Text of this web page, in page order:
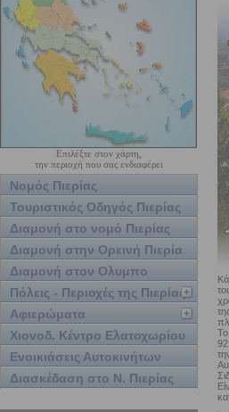
Επιλέξτε στον χάρτη,
την περιοχή που σας ενδιαφέρει
Νομός Πιερίας
Τουριστικός Οδηγός Πιερίας
Διαμονή στο νομό Πιερίας
Διαμονή στην Ορεινή Πιερία
Διαμονή στον Ολυμπο
Πόλεις - Περιοχές της Πιερίας
Αφιερώματα
Χιονοδ. Κέντρο Ελατοχωρίου
Ενοικιάσεις Αυτοκινήτων
Διασκέδαση στο Ν. Πιερίας